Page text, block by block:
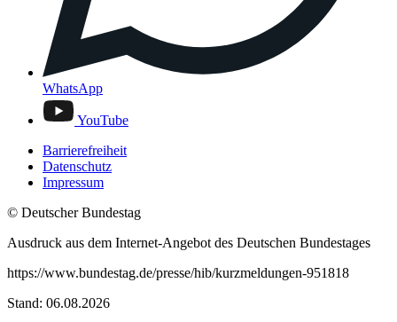
WhatsApp
YouTube
Barrierefreiheit
Datenschutz
Impressum
© Deutscher Bundestag
Ausdruck aus dem Internet-Angebot des Deutschen Bundestages
https://www.bundestag.de/presse/hib/kurzmeldungen-951818
Stand: 06.08.2026